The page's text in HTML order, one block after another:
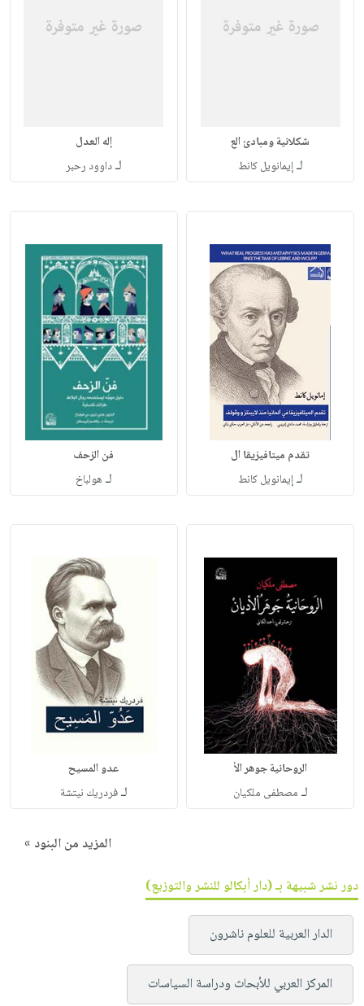
شكلانية ومبادئ الع
لـإيمانويل كانط
إله العدل
لـداوود رحبر
تقدم ميتافيزيقا ال
لـإيمانويل كانط
فن الزحف
لـ هولباخ
الروحانية جوهر الأ
لـ مصطفى ملكيان
عدو المسيح
لـفردريك نيتشة
المزيد من البنود »
دور نشر شبيهة بـ (دار أبكالو للنشر والتوزيع)
الدار العربية للعلوم ناشرون
المركز العربي للأبحاث ودراسة السياسات